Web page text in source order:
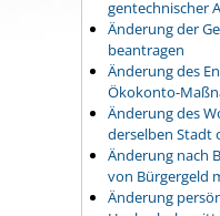
gentechnischer
Änderung der
beantragen
Änderung des
Ökokonto-
Änderung des
derselben Stadt
Änderung nach
von Bürgergeld
Änderung